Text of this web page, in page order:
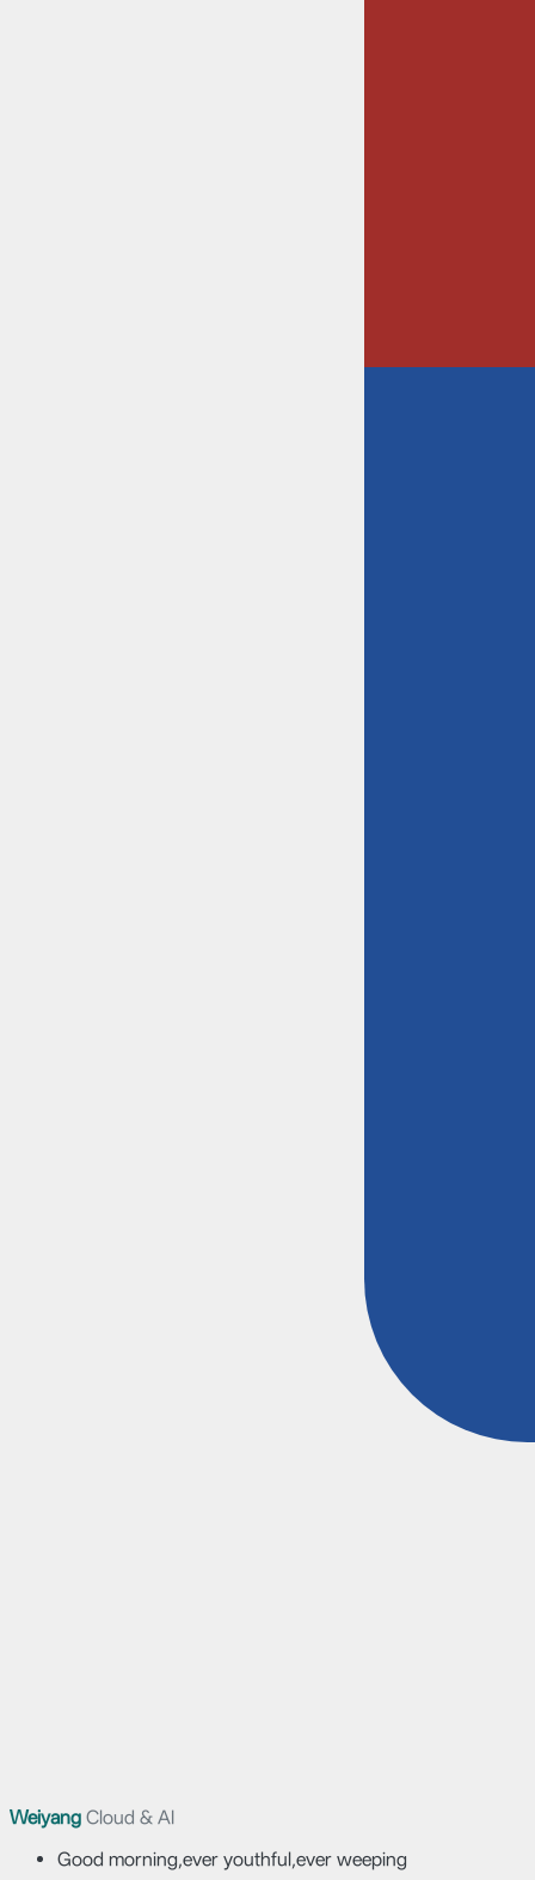
Weiyang Cloud & AI
Good morning,ever youthful,ever weeping